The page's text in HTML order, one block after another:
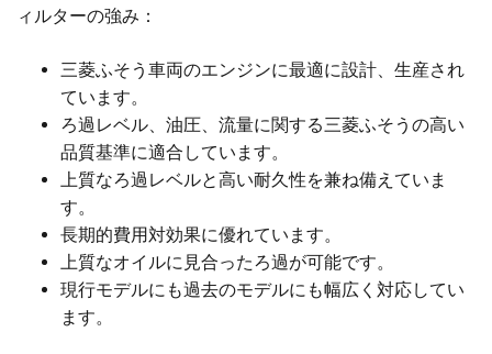
ィルターの強み：
三菱ふそう車両のエンジンに最適に設計、生産され
ています。
ろ過レベル、油圧、流量に関する三菱ふそうの高い
品質基準に適合しています。
上質なろ過レベルと高い耐久性を兼ね備えていま
す。
長期的費用対効果に優れています。
上質なオイルに見合ったろ過が可能です。
現行モデルにも過去のモデルにも幅広く対応してい
ます。